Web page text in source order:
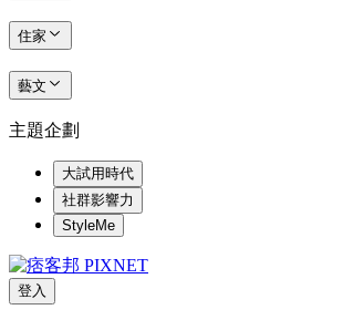
住家
藝文
主題企劃
大試用時代
社群影響力
StyleMe
登入